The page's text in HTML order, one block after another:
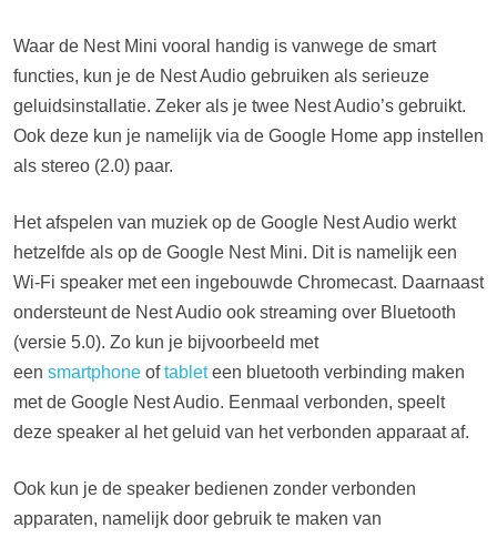
Waar de Nest Mini vooral handig is vanwege de smart
functies, kun je de Nest Audio gebruiken als serieuze
geluidsinstallatie. Zeker als je twee Nest Audio’s gebruikt.
Ook deze kun je namelijk via de Google Home app instellen
als stereo (2.0) paar.
Het afspelen van muziek op de Google Nest Audio werkt
hetzelfde als op de Google Nest Mini. Dit is namelijk een
Wi-Fi speaker met een ingebouwde Chromecast. Daarnaast
ondersteunt de Nest Audio ook streaming over Bluetooth
(versie 5.0). Zo kun je bijvoorbeeld met
een smartphone oftableteen bluetooth verbinding maken
met de Google Nest Audio. Eenmaal verbonden, speelt
deze speaker al het geluid van het verbonden apparaat af.
Ook kun je de speaker bedienen zonder verbonden
apparaten, namelijk door gebruik te maken van